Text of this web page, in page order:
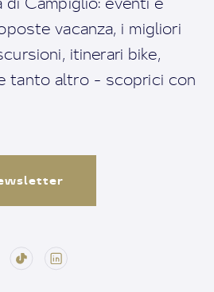
vacanza, i migliori
itinerari bike,
tanto altro - scoprici con